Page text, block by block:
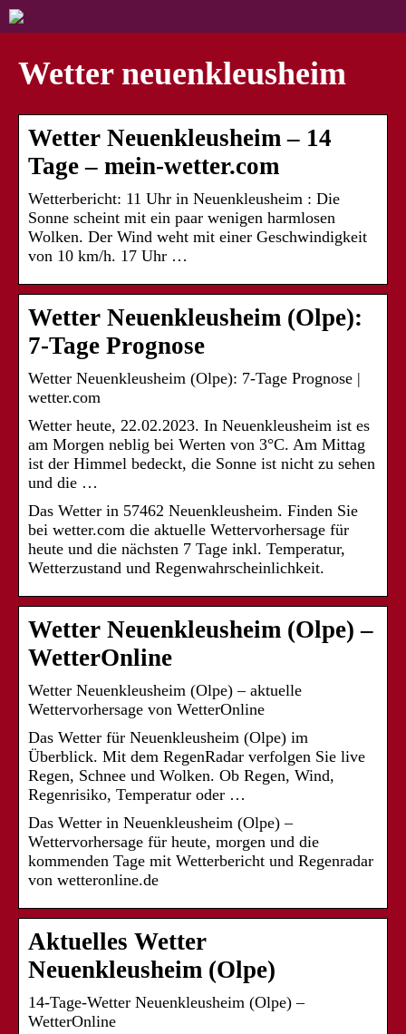
Wetter neuenkleusheim
Wetter Neuenkleusheim – 14
Tage – mein-wetter.com
Wetterbericht: 11 Uhr in Neuenkleusheim : Die
Sonne scheint mit ein paar wenigen harmlosen
Wolken. Der Wind weht mit einer Geschwindigkeit
von 10 km/h. 17 Uhr …
Wetter Neuenkleusheim (Olpe):
7-Tage Prognose
Wetter Neuenkleusheim (Olpe): 7-Tage Prognose |
wetter.com
Wetter heute, 22.02.2023. In Neuenkleusheim ist es
am Morgen neblig bei Werten von 3°C. Am Mittag
ist der Himmel bedeckt, die Sonne ist nicht zu sehen
und die …
Das Wetter in 57462 Neuenkleusheim. Finden Sie
bei wetter.com die aktuelle Wettervorhersage für
heute und die nächsten 7 Tage inkl. Temperatur,
Wetterzustand und Regenwahrscheinlichkeit.
Wetter Neuenkleusheim (Olpe) –
WetterOnline
Wetter Neuenkleusheim (Olpe) – aktuelle
Wettervorhersage von WetterOnline
Das Wetter für Neuenkleusheim (Olpe) im
Überblick. Mit dem RegenRadar verfolgen Sie live
Regen, Schnee und Wolken. Ob Regen, Wind,
Regenrisiko, Temperatur oder …
Das Wetter in Neuenkleusheim (Olpe) –
Wettervorhersage für heute, morgen und die
kommenden Tage mit Wetterbericht und Regenradar
von wetteronline.de
Aktuelles Wetter
Neuenkleusheim (Olpe)
14-Tage-Wetter Neuenkleusheim (Olpe) –
WetterOnline